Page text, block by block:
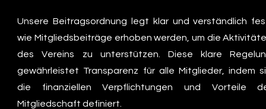
Unsere Beitragsordnung legt klar und verständlich
wie Mitgliedsbeiträge erhoben werden, um die
des Vereins zu unterstützen. Diese klare
gewährleistet Transparenz für alle Mitglieder, indem
die finanziellen Verpflichtungen und Vorteile
Mitgliedschaft definiert.